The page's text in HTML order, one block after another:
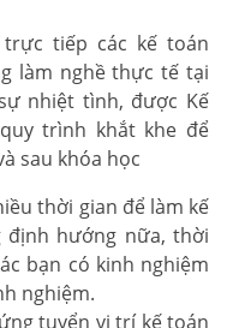
tiếp các kế toán
làm nghề thực tế tại
nhiệt tình, được Kế
trình khắt khe để
sau khóa học
thời gian để làm kế
định hướng nữa, thời
bạn có kinh nghiệm
nghiệm.
tuyển vị trí kế toán